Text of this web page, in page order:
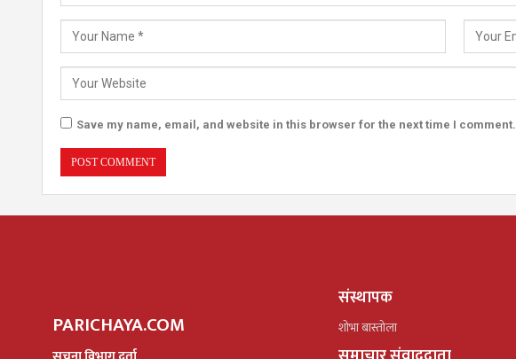
Save my name, email, and website in this browser for the next time I comment.
PARICHAYA.COM
संस्थापक
शोभा बास्तोला